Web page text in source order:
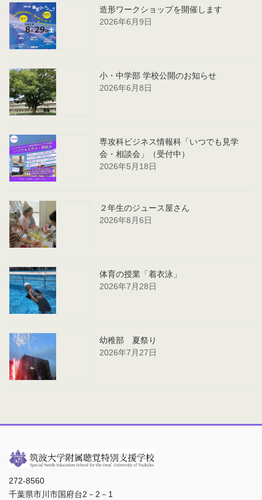
造形ワークショップを開催します
2026年6月9日
小・中学部 学校公開のお知らせ
2026年6月8日
専攻科ビジネス情報科「いつでも見学
会・相談会」（受付中）
2026年5月18日
２年生のジュース屋さん
2026年8月6日
体育の授業「着衣泳」
2026年7月28日
幼稚部 夏祭り
2026年7月27日
272-8560
千葉県市川市国府台2－2－1